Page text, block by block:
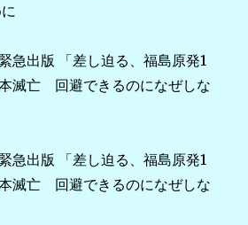
急出版 「差し迫る、福島原発1
滅亡 回避できるのになぜしな
急出版 「差し迫る、福島原発1
滅亡 回避できるのになぜしな